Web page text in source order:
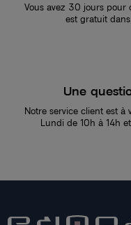
Vous avez 30 jours pour
est gratuit
Une
Notre service client est
Lundi de 10h à 14h